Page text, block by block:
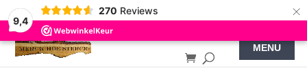
9,4
270 Reviews ×